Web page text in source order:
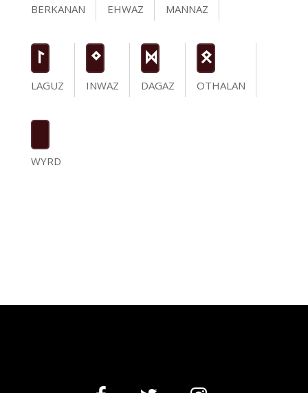
BERKANAN
EHWAZ
MANNAZ
L
LAGUZ
N
INWAZ
D
DAGAZ
O
OTHALAN
WYRD